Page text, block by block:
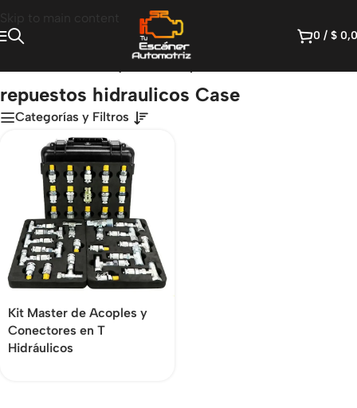
Skip to main content
0 / $
repuestos hidraulicos Case
Categorías y Filtros
Kit Master de Acoples y
Conectores en T
Hidráulicos